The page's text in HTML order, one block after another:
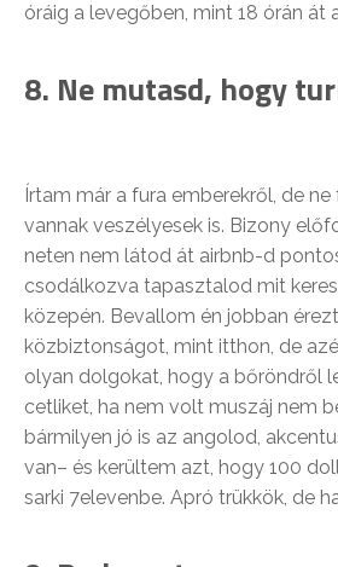
óráig a levegőben, mint 18 órán át
8. Ne mutasd, hogy
Írtam már a fura emberekről, de
vannak veszélyesek is. Bizony
neten nem látod át airbnb-d
csodálkozva tapasztalod mit
közepén. Bevallom én jobban
közbiztonságot, mint itthon, de
olyan dolgokat, hogy a bőröndről
cetliket, ha nem volt muszáj nem
bármilyen jó is az angolod,
van– és kerültem azt, hogy 100
sarki 7elevenbe. Apró trükkök, de